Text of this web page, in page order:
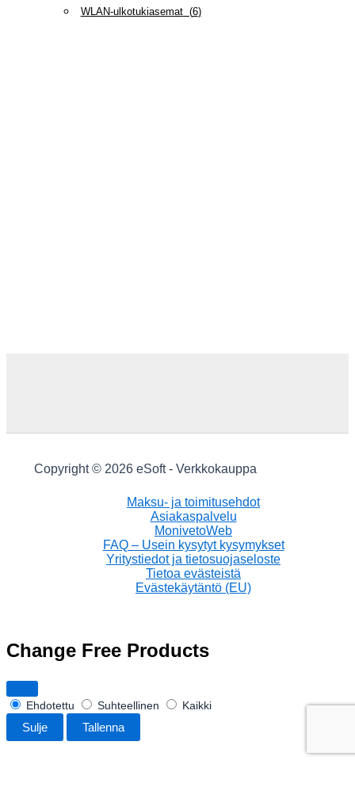
WLAN-ulkotukiasemat(6)
Copyright © 2026 eSoft - Verkkokauppa
Maksu- ja toimitusehdot
Asiakaspalvelu
MonivetoWeb
FAQ – Usein kysytyt kysymykset
Yritystiedot ja tietosuojaseloste
Tietoa evästeistä
Evästekäytäntö (EU)
Change Free Products
Ehdotettu Suhteellinen Kaikki
Sulje Tallenna